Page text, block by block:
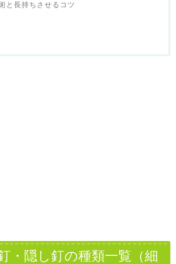
と長持ちさせるコツ
・隠し釘の種類一覧（細